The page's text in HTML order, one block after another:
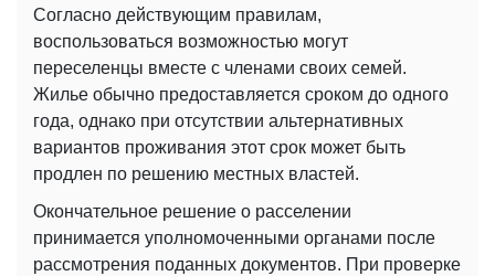
Согласно действующим правилам,
воспользоваться возможностью могут
переселенцы вместе с членами своих семей.
Жилье обычно предоставляется сроком до одного
года, однако при отсутствии альтернативных
вариантов проживания этот срок может быть
продлен по решению местных властей.
Окончательное решение о расселении
принимается уполномоченными органами после
рассмотрения поданных документов. При проверке